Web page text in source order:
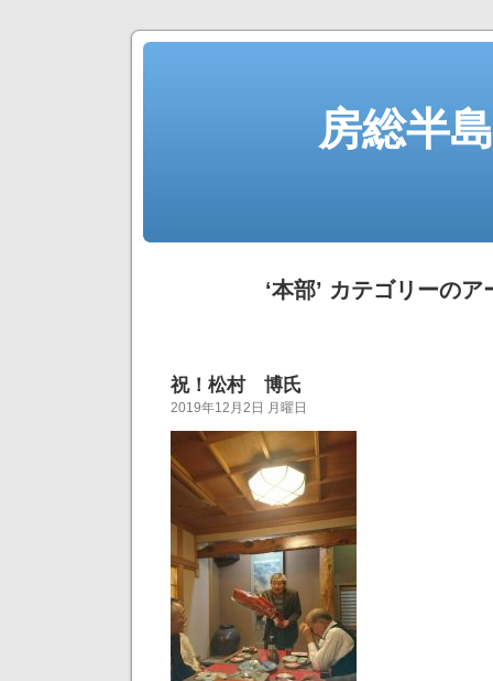
房総半
‘本部’ カテゴリーのア
祝！松村 博氏
2019年12月2日 月曜日